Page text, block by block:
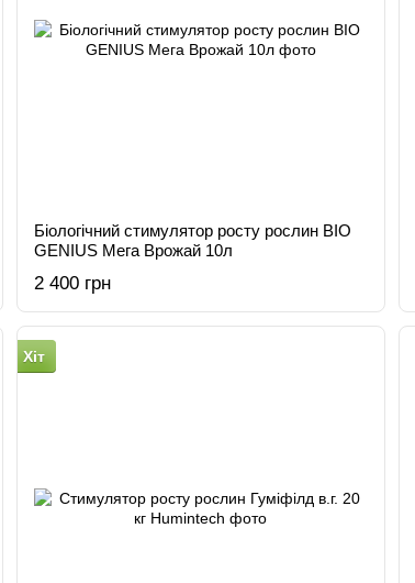
Біологічний стимулятор росту рослин BIO
GENIUS Мега Врожай 10л
2 400 грн
Хіт